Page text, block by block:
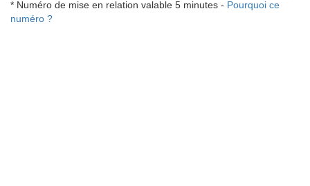
* Numéro de mise en relation valable 5 minutes - Pourquoi ce
numéro ?